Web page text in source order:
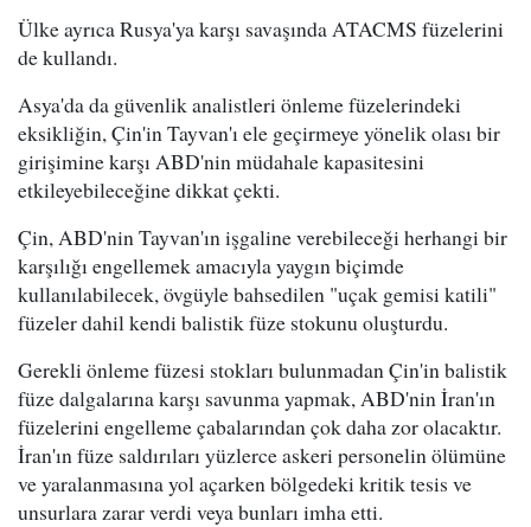
Ülke ayrıca Rusya'ya karşı savaşında ATACMS füzelerini
de kullandı.
Asya'da da güvenlik analistleri önleme füzelerindeki
eksikliğin, Çin'in Tayvan'ı ele geçirmeye yönelik olası bir
girişimine karşı ABD'nin müdahale kapasitesini
etkileyebileceğine dikkat çekti.
Çin, ABD'nin Tayvan'ın işgaline verebileceği herhangi bir
karşılığı engellemek amacıyla yaygın biçimde
kullanılabilecek, övgüyle bahsedilen "uçak gemisi katili"
füzeler dahil kendi balistik füze stokunu oluşturdu.
Gerekli önleme füzesi stokları bulunmadan Çin'in balistik
füze dalgalarına karşı savunma yapmak, ABD'nin İran'ın
füzelerini engelleme çabalarından çok daha zor olacaktır.
İran'ın füze saldırıları yüzlerce askeri personelin ölümüne
ve yaralanmasına yol açarken bölgedeki kritik tesis ve
unsurlara zarar verdi veya bunları imha etti.